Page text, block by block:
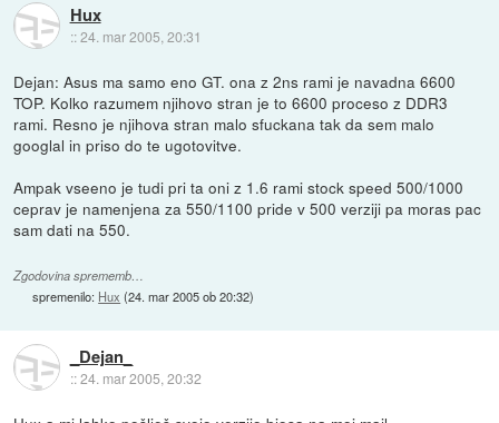
Hux
::24. mar 2005, 20:31
Dejan: Asus ma samo eno GT. ona z 2ns rami je navadna 6600
TOP. Kolko razumem njihovo stran je to 6600 proceso z DDR3
rami. Resno je njihova stran malo sfuckana tak da sem malo
googlal in priso do te ugotovitve.
Ampak vseeno je tudi pri ta oni z 1.6 rami stock speed 500/1000
ceprav je namenjena za 550/1100 pride v 500 verziji pa moras pac
sam dati na 550.
Zgodovina sprememb…
spremenilo: Hux (24. mar 2005 ob 20:32)
_Dejan_
::24. mar 2005, 20:32